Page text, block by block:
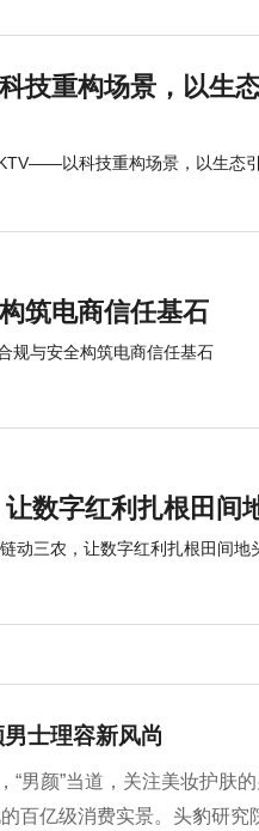
重构场景，以生
以科技重构场景，以生态
筑电商信任基石
规与安全构筑电商信任基石
数字红利扎根田间
动三农，让数字红利扎根田间地
士理容新风尚
“男颜”当道，关注美妆护肤
百亿级消费实景。头豹研